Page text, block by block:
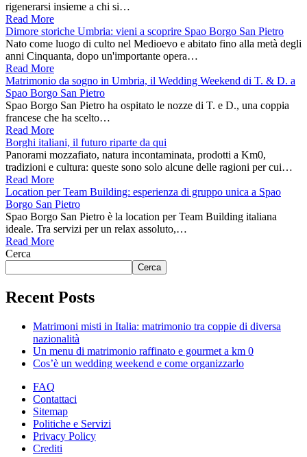
rigenerarsi insieme a chi si…
Read More
Dimore storiche Umbria: vieni a scoprire Spao Borgo San Pietro
Nato come luogo di culto nel Medioevo e abitato fino alla metà degli
anni Cinquanta, dopo un'importante opera…
Read More
Matrimonio da sogno in Umbria, il Wedding Weekend di T. & D. a
Spao Borgo San Pietro
Spao Borgo San Pietro ha ospitato le nozze di T. e D., una coppia
francese che ha scelto…
Read More
Borghi italiani, il futuro riparte da qui
Panorami mozzafiato, natura incontaminata, prodotti a Km0,
tradizioni e cultura: queste sono solo alcune delle ragioni per cui…
Read More
Location per Team Building: esperienza di gruppo unica a Spao
Borgo San Pietro
Spao Borgo San Pietro è la location per Team Building italiana
ideale. Tra servizi per un relax assoluto,…
Read More
Cerca
Cerca
Recent Posts
Matrimoni misti in Italia: matrimonio tra coppie di diversa
nazionalità
Un menu di matrimonio raffinato e gourmet a km 0
Cos’è un wedding weekend e come organizzarlo
FAQ
Contattaci
Sitemap
Politiche e Servizi
Privacy Policy
Crediti